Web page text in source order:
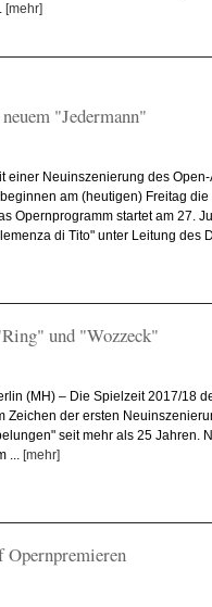
[mehr]
"Jedermann"
einer Neuinszenierung des
am (heutigen) Freitag
Opernprogramm startet am 27.
di Tito" unter Leitung des
und "Wozzeck"
(MH) – Die Spielzeit 2017/18
Zeichen der ersten
seit mehr als 25 Jahren.
... [mehr]
Opernpremieren